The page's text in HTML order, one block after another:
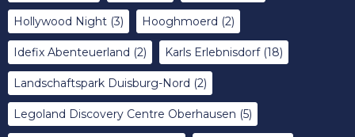
Hollywood Night (3) Hooghmoerd (2)
Idefix Abenteuerland (2) Karls Erlebnisdorf(18)
Landschaftspark Duisburg-Nord (2)
Legoland Discovery Centre Oberhausen (5)